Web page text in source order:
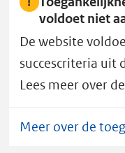
voldoet niet
De website
succescriteria uit
Lees meer over
Meer over de